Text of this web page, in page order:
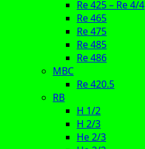
Re 425 – Re 4/4
Re 465
Re 475
Re 485
Re 486
MBC
Re 420.5
RB
H 1/2
H 2/3
He 2/3